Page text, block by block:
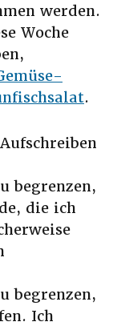
werden.
Woche
.
begrenzen,
die ich
begrenzen,
Ich